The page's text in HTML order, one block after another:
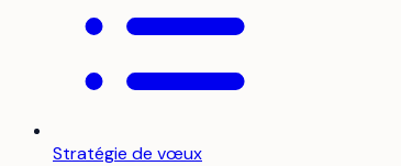
Stratégie de vœux